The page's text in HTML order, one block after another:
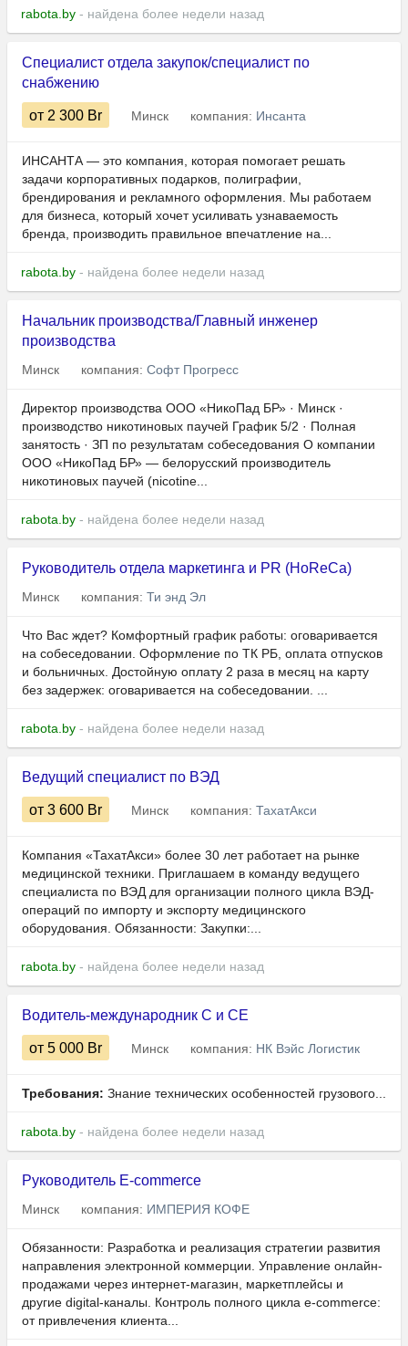
rabota.by - найдена более недели назад
Специалист отдела закупок/специалист по
снабжению
от 2 300 Br Минск компания: Инсанта
ИНСАНТА — это компания, которая помогает решать
задачи корпоративных подарков, полиграфии,
брендирования и рекламного оформления. Мы работаем
для бизнеса, который хочет усиливать узнаваемость
бренда, производить правильное впечатление на...
rabota.by - найдена более недели назад
Начальник производства/Главный инженер
производства
Минск компания: Софт Прогресс
Директор производства ООО «НикоПад БР» · Минск ·
производство никотиновых паучей График 5/2 · Полная
занятость · ЗП по результатам собеседования О компании
ООО «НикоПад БР» — белорусский производитель
никотиновых паучей (nicotine...
rabota.by - найдена более недели назад
Руководитель отдела маркетинга и PR (HoReCa)
Минск компания: Ти энд Эл
Что Вас ждет? Комфортный график работы: оговаривается
на собеседовании. Оформление по ТК РБ, оплата отпусков
и больничных. Достойную оплату 2 раза в месяц на карту
без задержек: оговаривается на собеседовании. ...
rabota.by - найдена более недели назад
Ведущий специалист по ВЭД
от 3 600 Br Минск компания: ТахатАкси
Компания «ТахатАкси» более 30 лет работает на рынке
медицинской техники. Приглашаем в команду ведущего
специалиста по ВЭД для организации полного цикла ВЭД-
операций по импорту и экспорту медицинского
оборудования. Обязанности: Закупки:...
rabota.by - найдена более недели назад
Водитель-международник С и СЕ
от 5 000 Br Минск компания: НК Вэйс Логистик
Требования: Знание технических особенностей грузового...
rabota.by - найдена более недели назад
Руководитель E-commerce
Минск компания: ИМПЕРИЯ КОФЕ
Обязанности: Разработка и реализация стратегии развития
направления электронной коммерции. Управление онлайн-
продажами через интернет-магазин, маркетплейсы и
другие digital-каналы. Контроль полного цикла e-commerce:
от привлечения клиента...